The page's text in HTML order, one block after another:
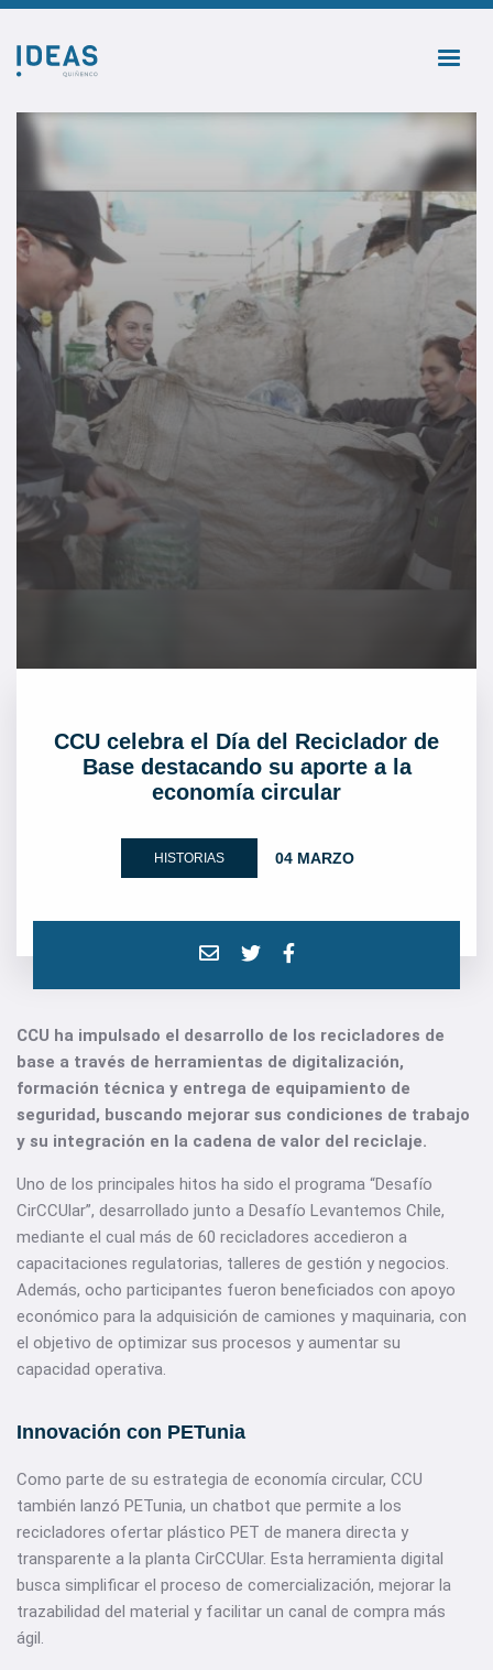
CCU celebra el Día del Reciclador de
Base destacando su aporte a la
economía circular
HISTORIAS 04 MARZO
CCU ha impulsado el desarrollo de los recicladores de
base a través de herramientas de digitalización,
formación técnica y entrega de equipamiento de
seguridad, buscando mejorar sus condiciones de trabajo
y su integración en la cadena de valor del reciclaje.
Uno de los principales hitos ha sido el programa “Desafío
CirCCUlar”, desarrollado junto a Desafío Levantemos Chile,
mediante el cual más de 60 recicladores accedieron a
capacitaciones regulatorias, talleres de gestión y negocios.
Además, ocho participantes fueron beneficiados con apoyo
económico para la adquisición de camiones y maquinaria, con
el objetivo de optimizar sus procesos y aumentar su
capacidad operativa.
Innovación con PETunia
Como parte de su estrategia de economía circular, CCU
también lanzó PETunia, un chatbot que permite a los
recicladores ofertar plástico PET de manera directa y
transparente a la planta CirCCUlar. Esta herramienta digital
busca simplificar el proceso de comercialización, mejorar la
trazabilidad del material y facilitar un canal de compra más
ágil.